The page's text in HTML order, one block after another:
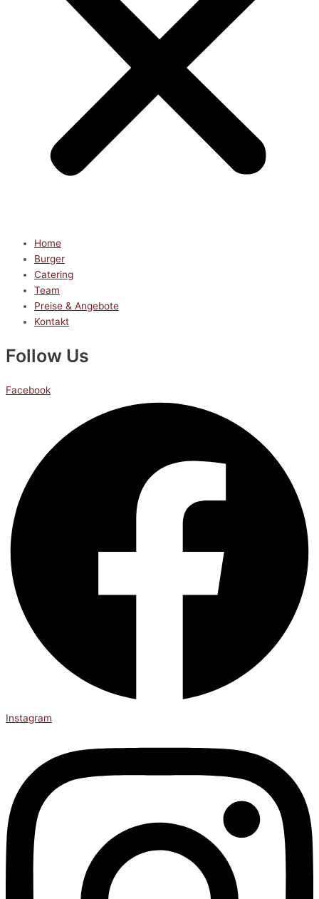
Home
Burger
Catering
Team
Preise & Angebote
Kontakt
Follow Us
Facebook
Instagram